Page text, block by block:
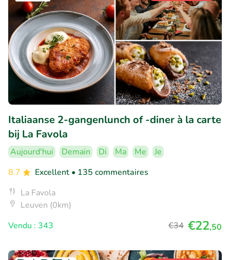
Italiaanse 2-gangenlunch of -diner à la carte
bij La Favola
Aujourd'hui Demain Di Ma Me
Je
8.7
Excellent • 135 commentaires
La Favola
Leuven (0km)
Vendu : 343
€34 €22,50